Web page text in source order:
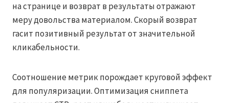
на странице и возврат в результаты отражают
меру довольства материалом. Скорый возврат
гасит позитивный результат от значительной
кликабельности.
Соотношение метрик порождает круговой эффект
для популяризации. Оптимизация сниппета